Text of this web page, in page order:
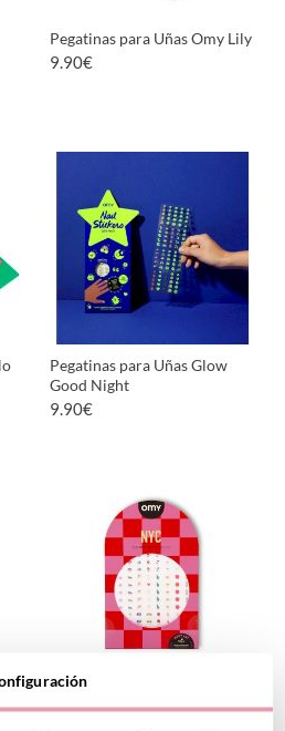
Pegatinas para Uñas Omy Lily
9.90€
Pegatinas para Uñas Glow
Good Night
9.90€
120 Pegatinas para Uñas New
York